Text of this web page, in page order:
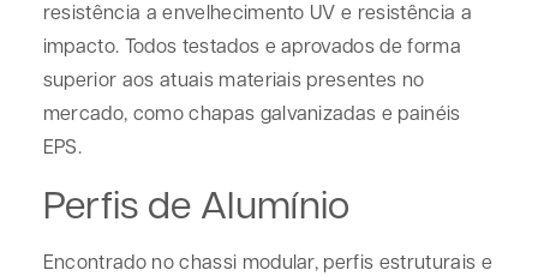
resistência a envelhecimento UV e resistência a
impacto. Todos testados e aprovados de forma
superior aos atuais materiais presentes no
mercado, como chapas galvanizadas e painéis
EPS.
Perfis de Alumínio
Encontrado no chassi modular, perfis estruturais e